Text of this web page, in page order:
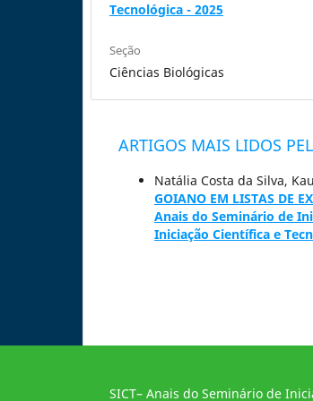
Tecnológica - 2025
Seção
Ciências Biológicas
ARTIGOS MAIS LIDOS
Natália Costa da Silva,
GOIANO EM LISTAS DE
Anais do Seminário de
Iniciação Científica e
SICT– Anais do Seminário de